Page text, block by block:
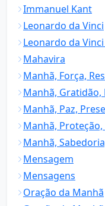
Immanuel Kant
Leonardo da Vinci
Leonardo da
Mahavira
Manhã, Força,
Manhã, Gratidão,
Manhã, Paz,
Manhã,
Manhã,
Mensagem
Mensagens
Oração da Manhã